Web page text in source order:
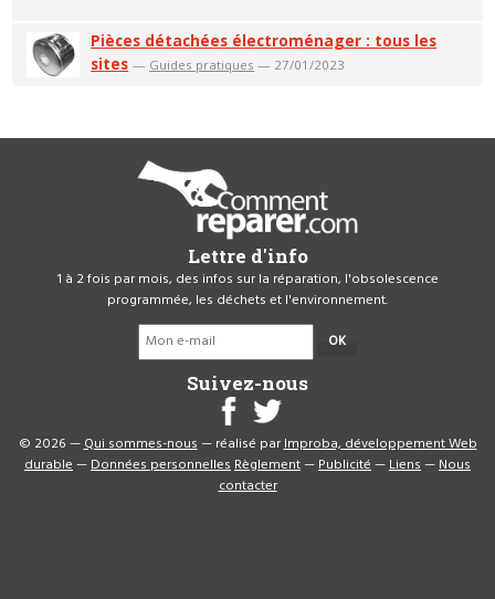
Pièces détachées électroménager : tous les
sites — Guides pratiques — 27/01/2023
Lettre d'info
1 à 2 fois par mois, des infos sur la réparation, l'obsolescence
programmée, les déchets et l'environnement.
OK
Suivez-nous
© 2026 —Qui sommes-nous— réalisé parImproba, développement Web
durable—Données personnellesRèglement—Publicité—Liens—Nous
contacter